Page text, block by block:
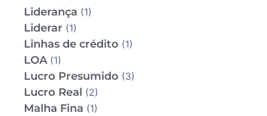
Liderança (1)
Liderar (1)
Linhas de crédito (1)
LOA(1)
Lucro Presumido (3)
Lucro Real (2)
Malha Fina (1)